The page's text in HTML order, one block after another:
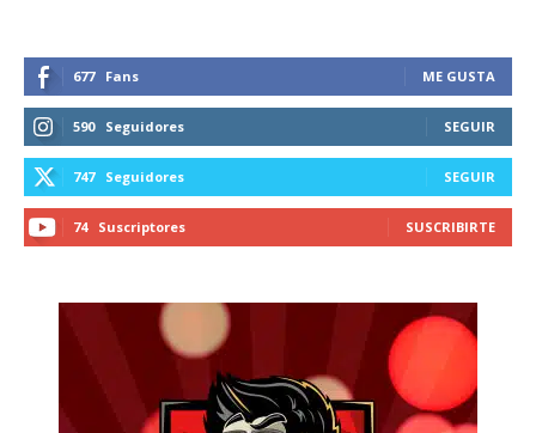
677 Fans ME GUSTA
590 Seguidores SEGUIR
747 Seguidores SEGUIR
74 Suscriptores SUSCRIBIRTE